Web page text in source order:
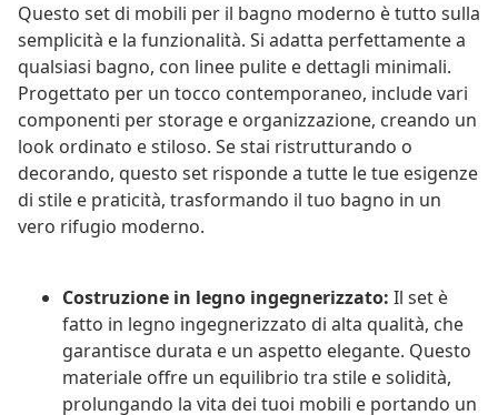
Questo set di mobili per il bagno moderno è tutto sulla
semplicità e la funzionalità. Si adatta perfettamente a
qualsiasi bagno, con linee pulite e dettagli minimali.
Progettato per un tocco contemporaneo, include vari
componenti per storage e organizzazione, creando un
look ordinato e stiloso. Se stai ristrutturando o
decorando, questo set risponde a tutte le tue esigenze
di stile e praticità, trasformando il tuo bagno in un
vero rifugio moderno.
Costruzione in legno ingegnerizzato: Il set è
fatto in legno ingegnerizzato di alta qualità, che
garantisce durata e un aspetto elegante. Questo
materiale offre un equilibrio tra stile e solidità,
prolungando la vita dei tuoi mobili e portando un